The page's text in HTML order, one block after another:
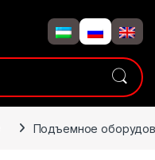
Подъемное